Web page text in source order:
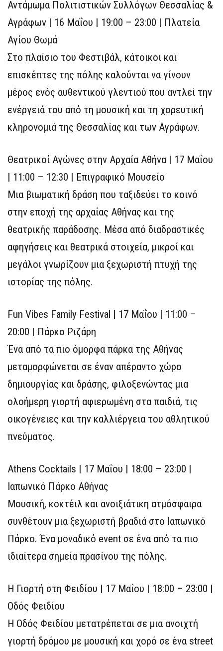
Αντάμωμα Πολιτιστικών Συλλόγων Θεσσαλίας &
Αγράφων | 16 Μαΐου | 19:00 – 23:00 | Πλατεία
Αγίου Θωμά
Στο πλαίσιο του Φεστιβάλ, κάτοικοι και
επισκέπτες της πόλης καλούνται να γίνουν
μέρος ενός αυθεντικού γλεντιού που αντλεί την
ενέργειά του από τη μουσική και τη χορευτική
κληρονομιά της Θεσσαλίας και των Αγράφων.
Θεατρικοί Αγώνες στην Αρχαία Αθήνα | 17 Μαΐου
| 11:00 – 12:30 | Επιγραφικό Μουσείο
Μια βιωματική δράση που ταξιδεύει το κοινό
στην εποχή της αρχαίας Αθήνας και της
θεατρικής παράδοσης. Μέσα από διαδραστικές
αφηγήσεις και θεατρικά στοιχεία, μικροί και
μεγάλοι γνωρίζουν μια ξεχωριστή πτυχή της
ιστορίας της πόλης.
Fun Vibes Family Festival | 17 Μαΐου | 11:00 –
20:00 | Πάρκο Ριζάρη
Ένα από τα πιο όμορφα πάρκα της Αθήνας
μεταμορφώνεται σε έναν απέραντο χώρο
δημιουργίας και δράσης, φιλοξενώντας μια
ολοήμερη γιορτή αφιερωμένη στα παιδιά, τις
οικογένειες και την καλλιέργεια του αθλητικού
πνεύματος.
Athens Cocktails | 17 Μαΐου | 18:00 – 23:00 |
Ιαπωνικό Πάρκο Αθήνας
Μουσική, κοκτέιλ και ανοιξιάτικη ατμόσφαιρα
συνθέτουν μια ξεχωριστή βραδιά στο Ιαπωνικό
Πάρκο. Ένα μοναδικό event σε ένα από τα πιο
ιδιαίτερα σημεία πρασίνου της πόλης.
Η Γιορτή στη Φειδίου | 17 Μαΐου | 18:00 – 23:00 |
Οδός Φειδίου
Η Οδός Φειδίου μετατρέπεται σε μια ανοιχτή
γιορτή δρόμου με μουσική και χορό σε ένα street